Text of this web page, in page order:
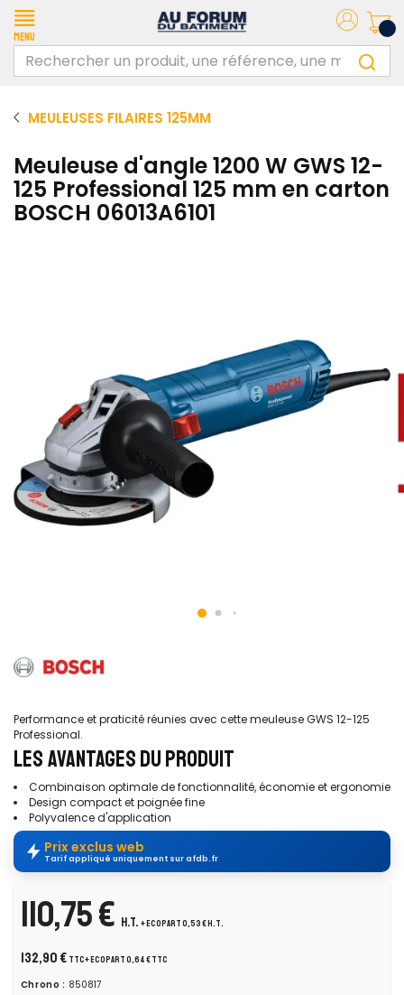
Menu
MEULEUSES FILAIRES 125MM
Meuleuse d'angle 1200 W GWS 12-
125 Professional 125 mm en carton
BOSCH 06013A6101
Performance et praticité réunies avec cette meuleuse GWS 12-125
Professional.
LES AVANTAGES DU PRODUIT
Combinaison optimale de fonctionnalité, économie et ergonomie
Design compact et poignée fine
Polyvalence d'application
Prix exclus web
Tarif appliqué uniquement sur afdb.fr
110,75 € H.T. + ecopart 0,53 € H.T.
132,90 € TTC+ ecopart 0,64 € TTC
Chrono : 850817